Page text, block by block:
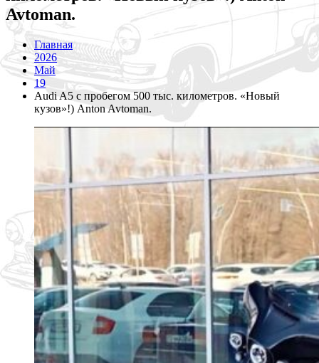
Avtoman.
Главная
2026
Май
19
Audi A5 с пробегом 500 тыс. километров. «Новый
кузов»!) Anton Avtoman.